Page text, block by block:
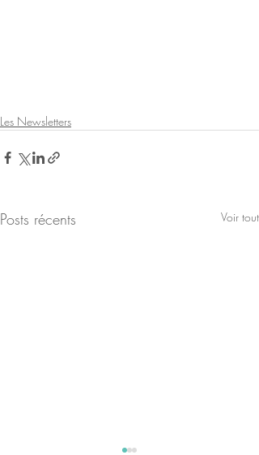
Les Newsletters
Posts récents Voir tout